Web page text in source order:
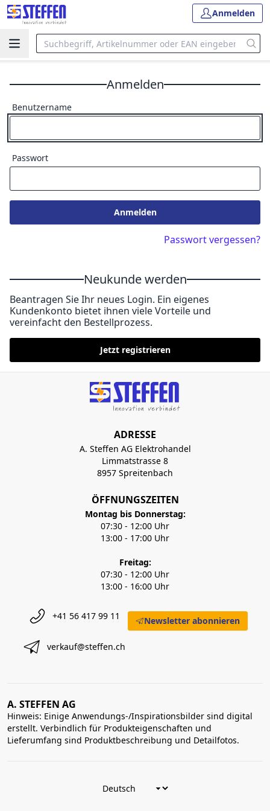
Anmelden
Anmelden
Benutzername
Passwort
Anmelden
Passwort vergessen?
Neukunde werden
Beantragen Sie Ihr neues Login. Ein eigenes
Kundenkonto bietet ihnen viele Vorteile und
vereinfacht den Bestellprozess.
Jetzt registrieren
ADRESSE
A. Steffen AG Elektrohandel
Limmatstrasse 8
8957 Spreitenbach
ÖFFNUNGSZEITEN
Montag bis Donnerstag:
07:30 - 12:00 Uhr
13:00 - 17:00 Uhr
Freitag:
07:30 - 12:00 Uhr
13:00 - 16:00 Uhr
+41 56 417 99 11
verkauf@steffen.ch
Newsletter abonnieren
A. STEFFEN AG
Hinweis: Einige Anwendungs-/Inspirationsbilder sind digital
erstellt. Verbindlich für Produkteigenschaften und
Lieferumfang sind Produktbeschreibung und Detailfotos.